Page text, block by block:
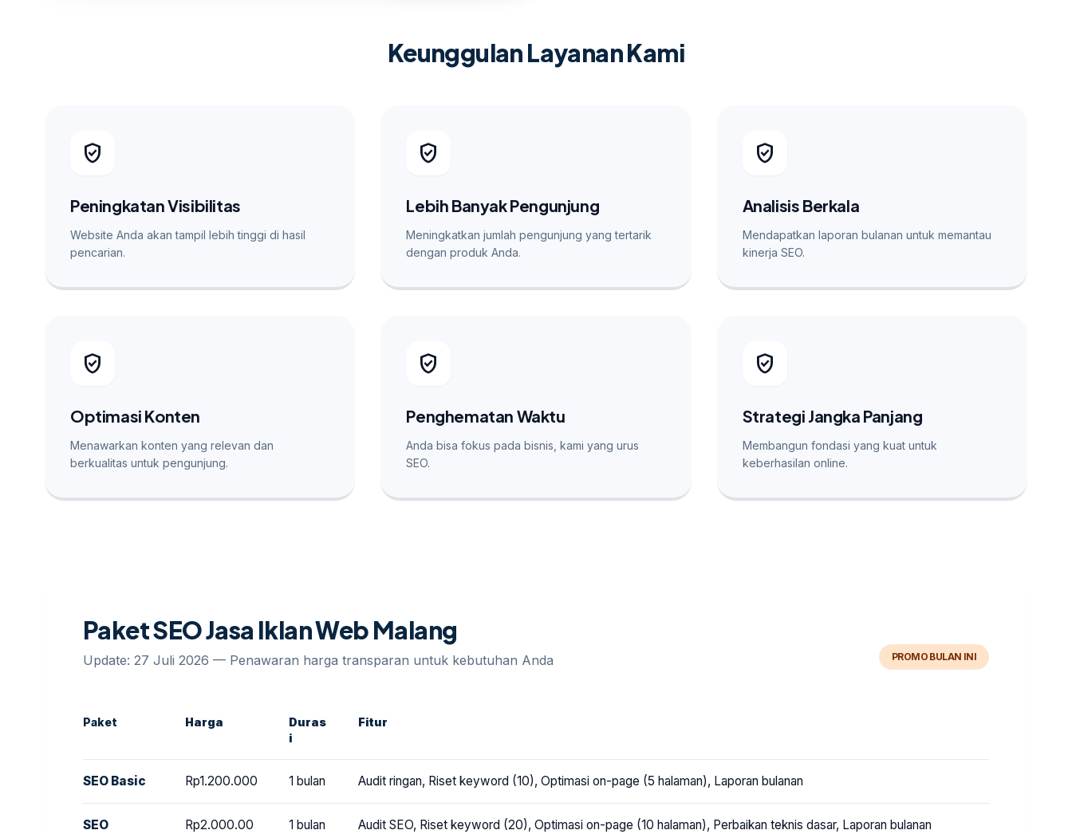
Keunggulan Layanan Kami
verified_user
Peningkatan Visibilitas
Website Anda akan tampil lebih tinggi di hasil
pencarian.
verified_user
Lebih Banyak Pengunjung
Meningkatkan jumlah pengunjung yang tertarik
dengan produk Anda.
verified_user
Analisis Berkala
Mendapatkan laporan bulanan untuk memantau
kinerja SEO.
verified_user
Optimasi Konten
Menawarkan konten yang relevan dan
berkualitas untuk pengunjung.
verified_user
Penghematan Waktu
Anda bisa fokus pada bisnis, kami yang urus
SEO.
verified_user
Strategi Jangka Panjang
Membangun fondasi yang kuat untuk
keberhasilan online.
Paket SEO Jasa Iklan Web Malang
Update: 27 Juli 2026 — Penawaran harga transparan untuk kebutuhan Anda PROMO BULAN INI
Paket Harga
Duras
i
Fitur
SEO Basic Rp1.200.000 1 bulan Audit ringan, Riset keyword (10), Optimasi on-page (5 halaman), Laporan bulanan
SEO
Rp2.000.00
1 bulan Audit SEO, Riset keyword (20), Optimasi on-page (10 halaman), Perbaikan teknis dasar, Laporan bulanan